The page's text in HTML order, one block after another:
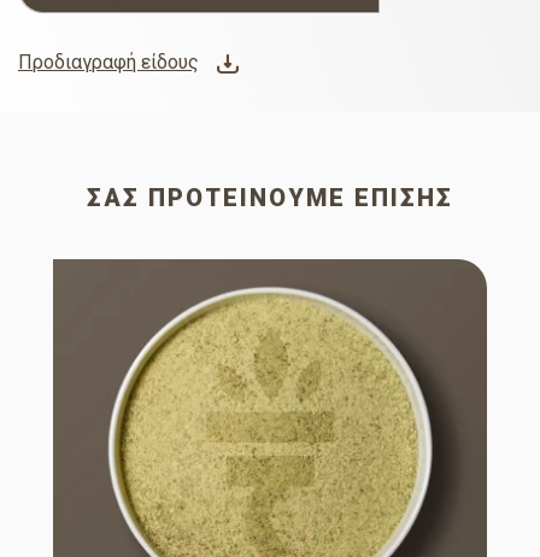
Προδιαγραφή είδους
ΣΑΣ ΠΡΟΤΕΊΝΟΥΜΕ ΕΠΊΣΗΣ